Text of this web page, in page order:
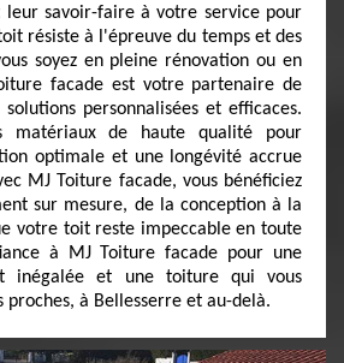
leur savoir-faire à votre service pour
résiste à l'épreuve du temps et des
soyez en pleine rénovation ou en
facade est votre partenaire de
personnalisées et efficaces.
matériaux de haute qualité pour
optimale et une longévité accrue
MJ Toiture facade, vous bénéficiez
sur mesure, de la conception à la
votre toit reste impeccable en toute
à MJ Toiture facade pour une
inégalée et une toiture qui vous
proches, à Bellesserre et au-delà.